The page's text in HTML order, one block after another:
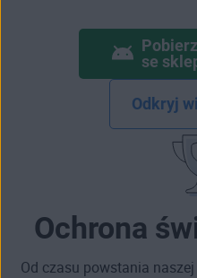
se
Odkryj
Ochrona
Od czasu powstania